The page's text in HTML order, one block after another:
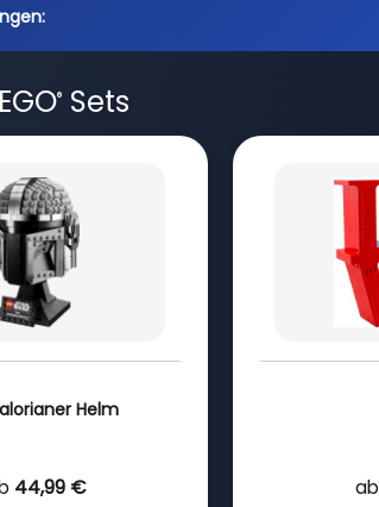
®Sets
Helm
44,99 € ab